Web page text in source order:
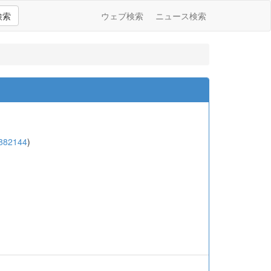
索 ウェブ検索 ニュース検索
)